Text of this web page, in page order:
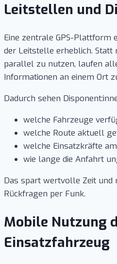
Leitstellen und
Eine zentrale GPS-Plattform
der Leitstelle erheblich. Statt
parallel zu nutzen, laufen
Informationen an einem Ort
Dadurch sehen
welche Fahrzeuge
welche Route aktuell
welche Einsatzkräfte
wie lange die Anfahrt
Das spart wertvolle Zeit und
Rückfragen per Funk.
Mobile Nutzung
Einsatzfahrzeug